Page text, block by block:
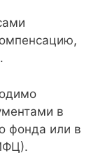
в
фонда или в